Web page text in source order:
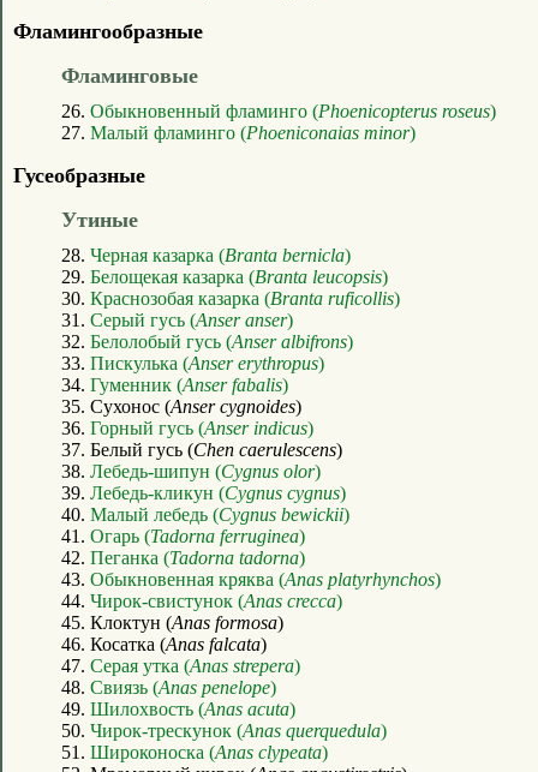
Фламингообразные
Фламинговые
26. Обыкновенный фламинго (Phoenicopterus roseus)
27. Малый фламинго (Phoeniconaias minor)
Гусеобразные
Утиные
28. Черная казарка (Branta bernicla)
29. Белощекая казарка (Branta leucopsis)
30. Краснозобая казарка (Branta ruficollis)
31. Серый гусь (Anser anser)
32. Белолобый гусь (Anser albifrons)
33. Пискулька (Anser erythropus)
34. Гуменник (Anser fabalis)
35. Сухонос (Anser cygnoides)
36. Горный гусь (Anser indicus)
37. Белый гусь (Chen caerulescens)
38. Лебедь-шипун (Cygnus olor)
39. Лебедь-кликун (Cygnus cygnus)
40. Малый лебедь (Cygnus bewickii)
41. Огарь (Tadorna ferruginea)
42. Пеганка (Tadorna tadorna)
43. Обыкновенная кряква (Anas platyrhynchos)
44. Чирок-свистунок (Anas crecca)
45. Клоктун (Anas formosa)
46. Косатка (Anas falcata)
47. Серая утка (Anas strepera)
48. Свиязь (Anas penelope)
49. Шилохвость (Anas acuta)
50. Чирок-трескунок (Anas querquedula)
51. Широконоска (Anas clypeata)